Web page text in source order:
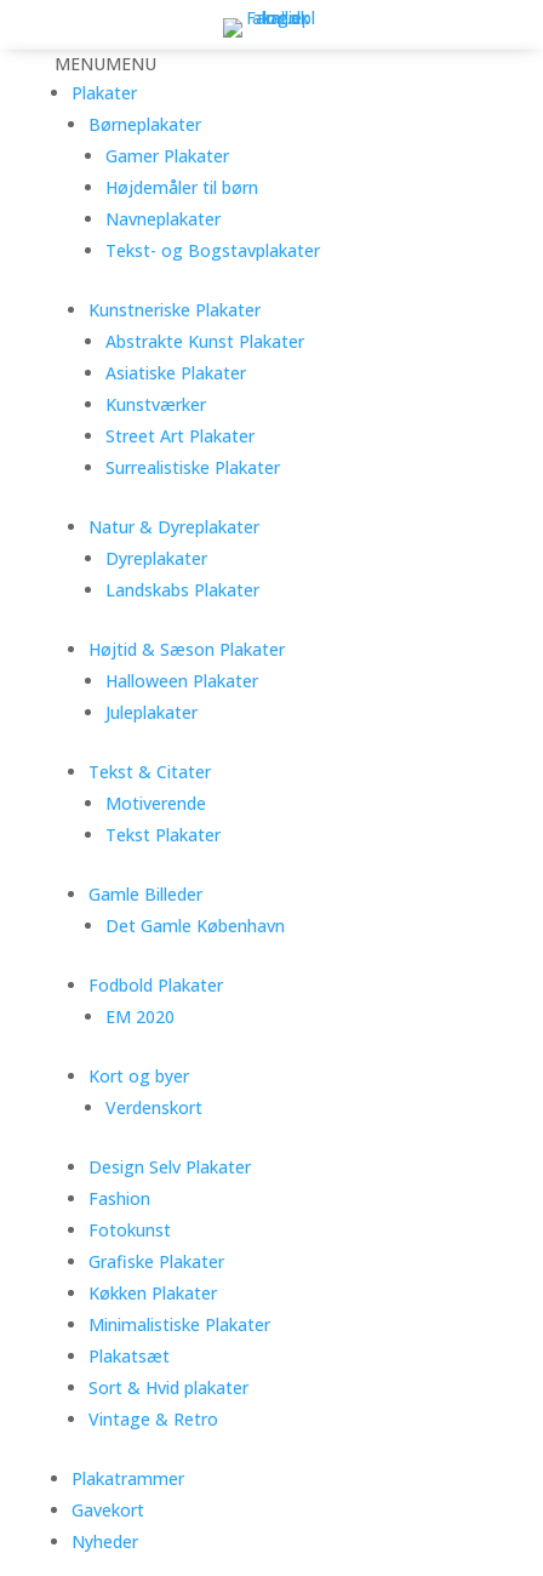
MENUMENU
Plakater
Børneplakater
Gamer Plakater
Højdemåler til børn
Navneplakater
Tekst- og Bogstavplakater
Kunstneriske Plakater
Abstrakte Kunst Plakater
Asiatiske Plakater
Kunstværker
Street Art Plakater
Surrealistiske Plakater
Natur & Dyreplakater
Dyreplakater
Landskabs Plakater
Højtid & Sæson Plakater
Halloween Plakater
Juleplakater
Tekst & Citater
Motiverende
Tekst Plakater
Gamle Billeder
Det Gamle København
Fodbold Plakater
EM 2020
Kort og byer
Verdenskort
Design Selv Plakater
Fashion
Fotokunst
Grafiske Plakater
Køkken Plakater
Minimalistiske Plakater
Plakatsæt
Sort & Hvid plakater
Vintage & Retro
Plakatrammer
Gavekort
Nyheder